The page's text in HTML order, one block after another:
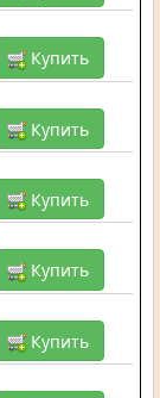
Купить
Купить
Купить
Купить
Купить